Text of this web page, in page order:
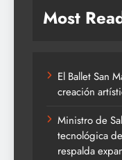
Most
El Ballet San
creación
Ministro de
tecnológica
respalda